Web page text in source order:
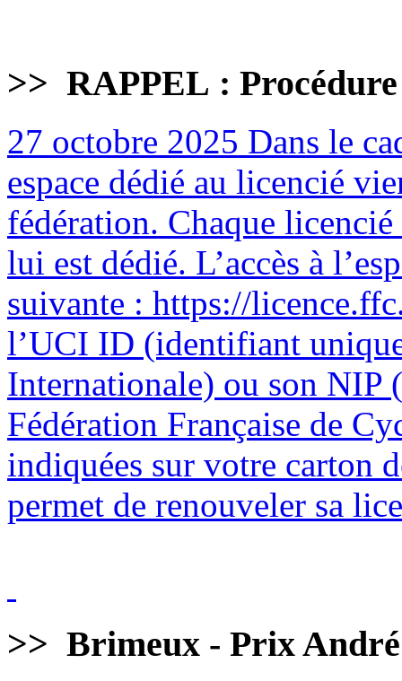
>> RAPPEL :
27 octobre 2025 Dans le
espace dédié au licencié
fédération. Chaque
lui est dédié. L’accès à
suivante : https://
l’UCI ID (identifiant
Internationale) ou son NIP
Fédération Française de
indiquées sur votre carton
permet de renouveler sa
>> Brimeux - Prix André